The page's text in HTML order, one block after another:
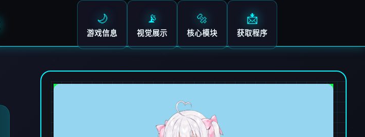
🌙
游戏信息
📡
视觉展示
🔩
核心模块
📩
获取程序